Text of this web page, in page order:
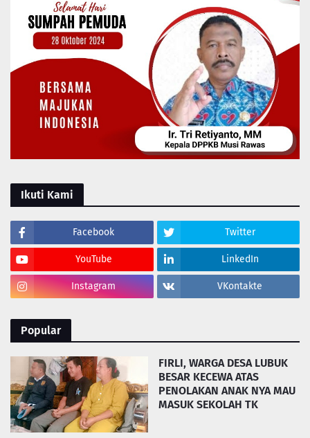
Ikuti Kami
Facebook Twitter
YouTube LinkedIn
Instagram VKontakte
Popular
FIRLI, WARGA DESA LUBUK
BESAR KECEWA ATAS
PENOLAKAN ANAK NYA MAU
MASUK SEKOLAH TK